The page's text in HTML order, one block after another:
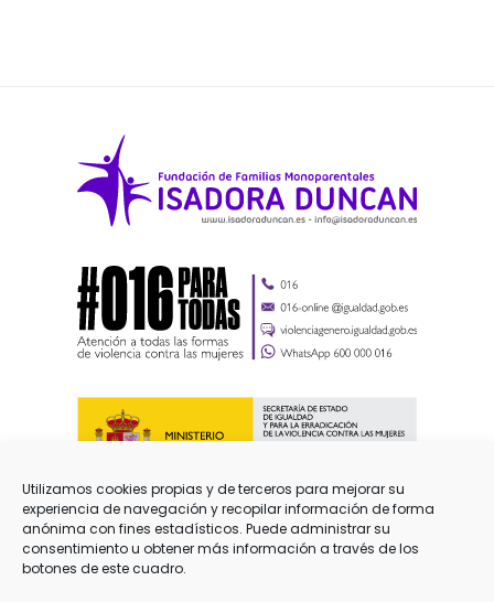
Utilizamos cookies propias y de terceros para mejorar su
experiencia de navegación y recopilar información de forma
anónima con fines estadísticos. Puede administrar su
consentimiento u obtener más información a través de los
botones de este cuadro.